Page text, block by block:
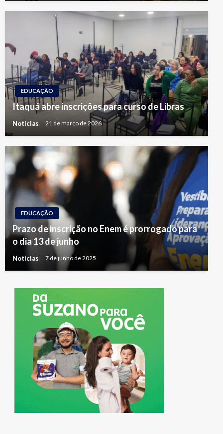
EDUCAÇÃO
Itaquá abre inscrições para curso de Libras
Notícias 21 de março de 2026
EDUCAÇÃO
Prazo de inscrição no Enem é prorrogado para
o dia 13 de junho
Notícias 7 de junho de 2025